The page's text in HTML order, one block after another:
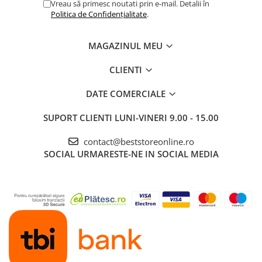
eficientă în fiecare zi
⭐ Totul la locul lui, fără dezordine!
Datorită designului inteligent și lățimii de
NewEvooferă multiple zone de depozitare, astfel încât fiecare
articol vestimentar să aibă locul său.
Vreau să primesc noutati prin e-mail. Detalii în
Politica de Confidențialitate.
MAGAZINUL MEU
CLIENTI
DATE COMERCIALE
SUPORT CLIENTI LUNI-VINERI 9.00 - 15.00
contact@beststoreonline.ro
SOCIAL URMARESTE-NE IN SOCIAL MEDIA